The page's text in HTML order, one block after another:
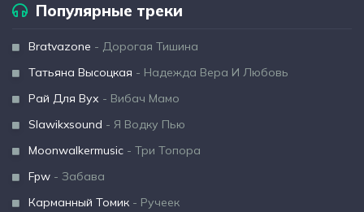
Популярные треки
Bratvazone - Дорогая Тишина
Татьяна Высоцкая - Надежда Вера И Любовь
Рай Для Вух - Вибач Мамо
Slawikxsound - Я Водку Пью
Moonwalkermusic - Три Топора
Fpw - Забава
Карманный Томик - Ручеек